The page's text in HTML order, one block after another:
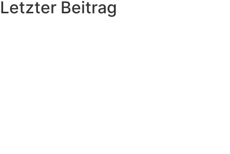
Letzter Beitrag